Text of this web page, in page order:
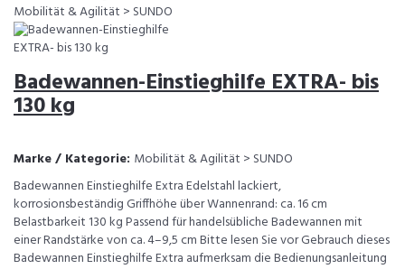
Badewannen-Einstieghilfe EXTRA- bis
130 kg
Marke / Kategorie: Mobilität & Agilität > SUNDO
Badewannen Einstieghilfe Extra Edelstahl lackiert,
korrosionsbeständig Griffhöhe über Wannenrand: ca. 16 cm
Belastbarkeit 130 kg Passend für handelsübliche Badewannen mit
einer Randstärke von ca. 4–9,5 cm Bitte lesen Sie vor Gebrauch dieses
Badewannen Einstieghilfe Extra aufmerksam die Bedienungsanleitung